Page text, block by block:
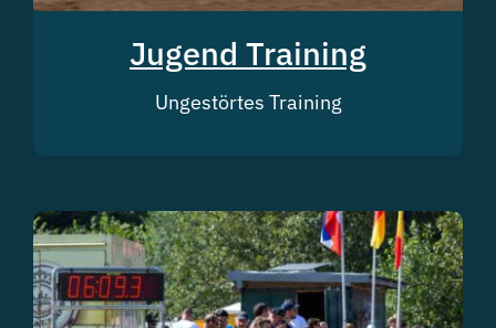
Jugend Training
Ungestörtes Training